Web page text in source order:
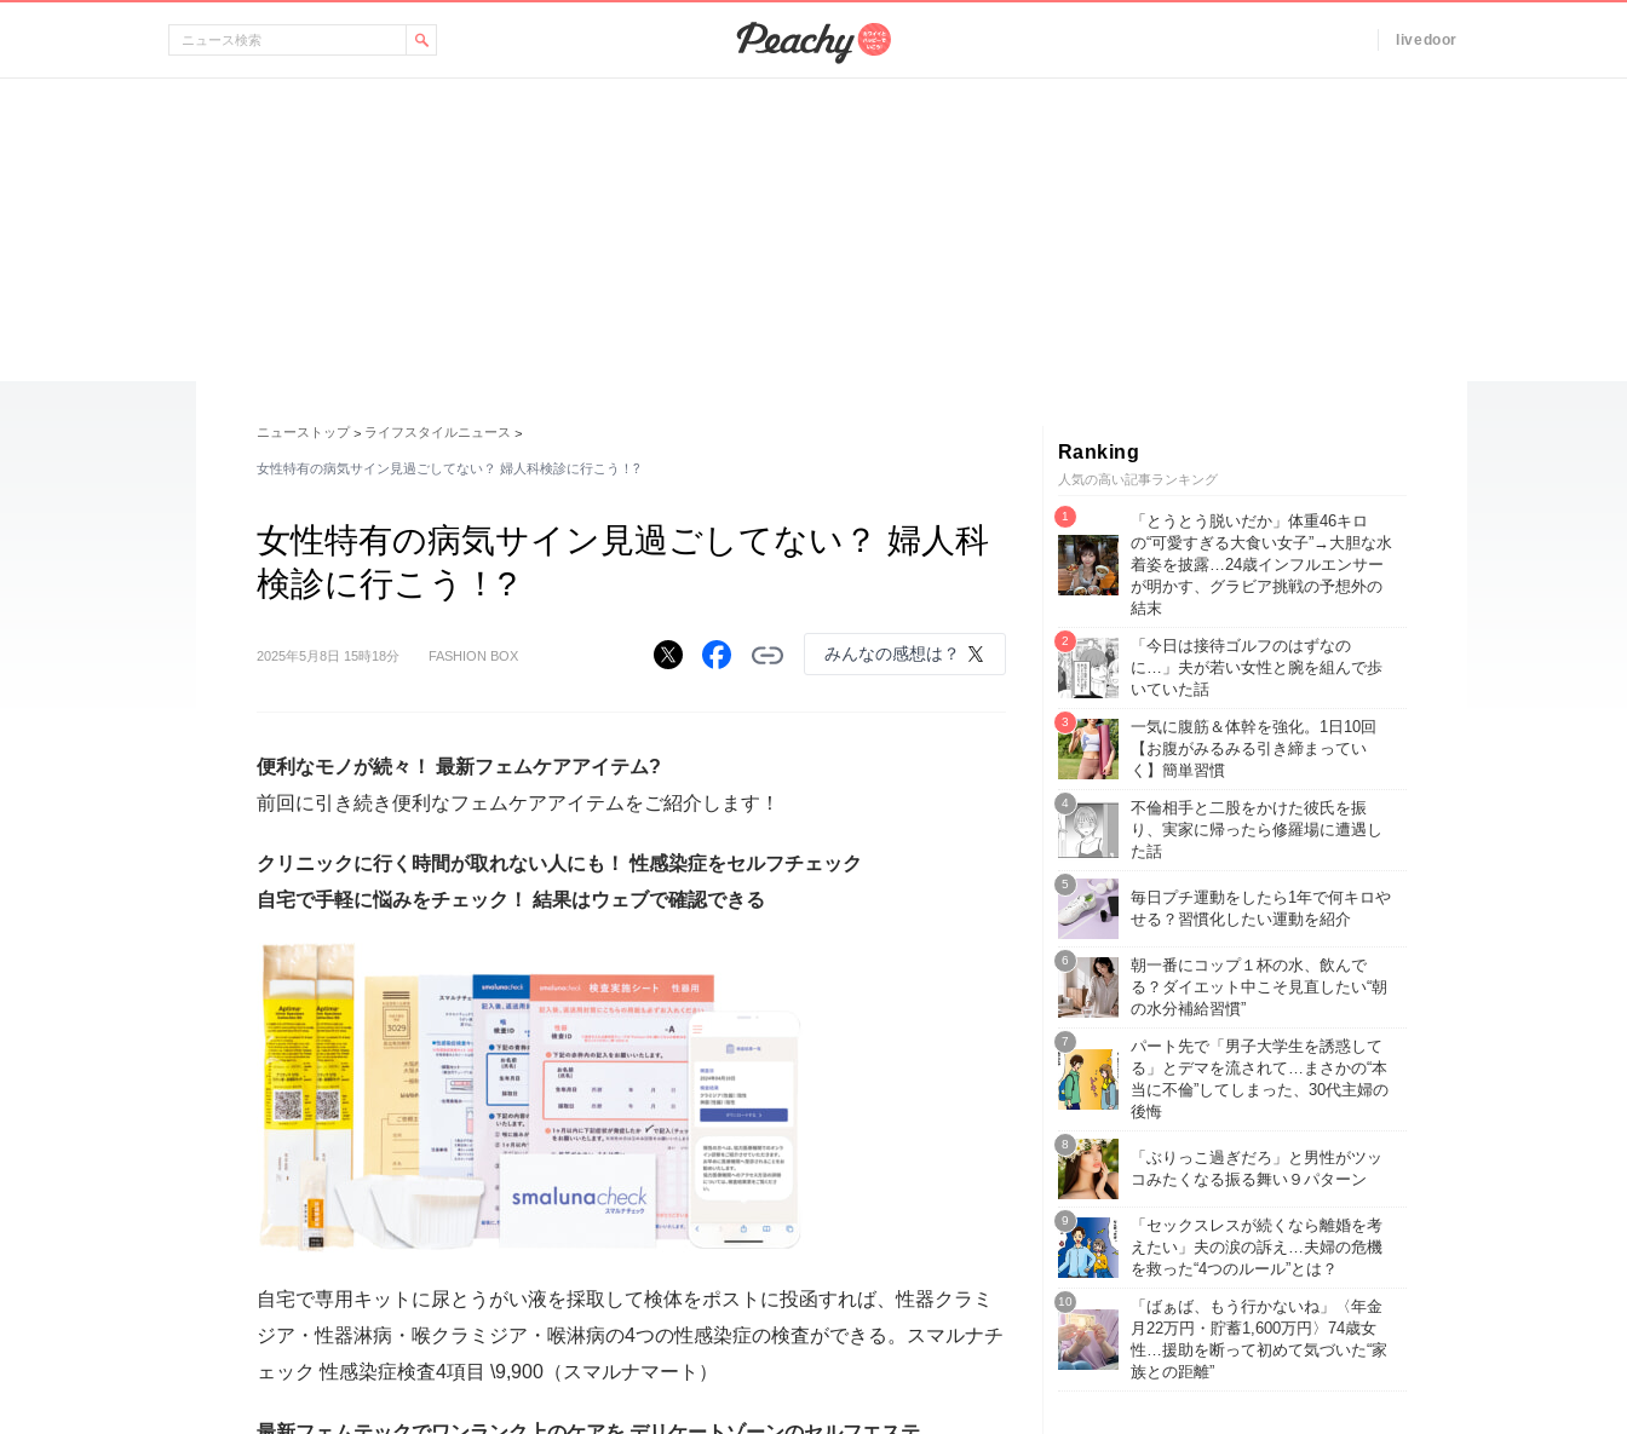
livedoor
ニューストップ > ライフスタイルニュース >
女性特有の病気サイン見過ごしてない？ 婦人科検診に行こう！?
女性特有の病気サイン見過ごしてない？ 婦人科
検診に行こう！?
2025年5月8日 15時18分 FASHION BOX みんなの感想は？
便利なモノが続々！ 最新フェムケアアイテム?
前回に引き続き便利なフェムケアアイテムをご紹介します！
クリニックに行く時間が取れない人にも！ 性感染症をセルフチェック
自宅で手軽に悩みをチェック！ 結果はウェブで確認できる
自宅で専用キットに尿とうがい液を採取して検体をポストに投函すれば、性器クラミ
ジア・性器淋病・喉クラミジア・喉淋病の4つの性感染症の検査ができる。スマルナチ
ェック 性感染症検査4項目 \9,900（スマルナマート）
Ranking
人気の高い記事ランキング
「とうとう脱いだか」体重46キロ
の“可愛すぎる大食い女子”→大胆な水
着姿を披露…24歳インフルエンサー
が明かす、グラビア挑戦の予想外の
結末
「今日は接待ゴルフのはずなの
に…」夫が若い女性と腕を組んで歩
いていた話
一気に腹筋＆体幹を強化。1日10回
【お腹がみるみる引き締まってい
く】簡単習慣
不倫相手と二股をかけた彼氏を振
り、実家に帰ったら修羅場に遭遇し
た話
毎日プチ運動をしたら1年で何キロや
せる？習慣化したい運動を紹介
朝一番にコップ１杯の水、飲んで
る？ダイエット中こそ見直したい“朝
の水分補給習慣”
パート先で「男子大学生を誘惑して
る」とデマを流されて…まさかの“本
当に不倫”してしまった、30代主婦の
後悔
「ぶりっこ過ぎだろ」と男性がツッ
コみたくなる振る舞い９パターン
「セックスレスが続くなら離婚を考
えたい」夫の涙の訴え…夫婦の危機
を救った“4つのルール”とは？
「ばぁば、もう行かないね」〈年金
月22万円・貯蓄1,600万円〉74歳女
性…援助を断って初めて気づいた“家
族との距離”